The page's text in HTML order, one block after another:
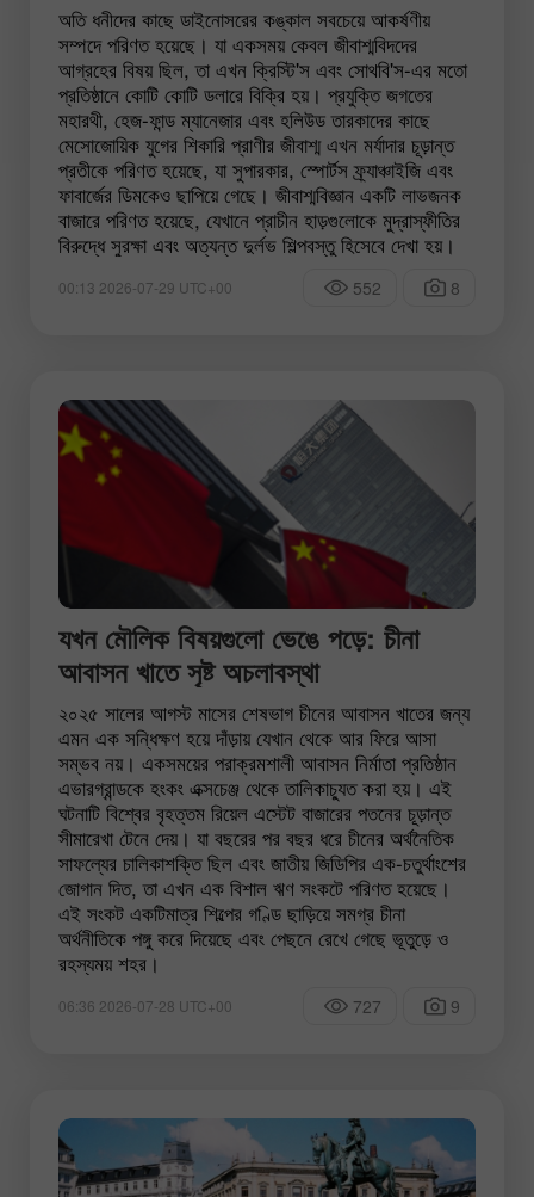
অতি ধনীদের কাছে ডাইনোসরের কঙ্কাল সবচেয়ে আকর্ষণীয়
সম্পদে পরিণত হয়েছে। যা একসময় কেবল জীবাশ্মবিদদের
আগ্রহের বিষয় ছিল, তা এখন ক্রিস্টি'স এবং সোথবি'স-এর মতো
প্রতিষ্ঠানে কোটি কোটি ডলারে বিক্রি হয়। প্রযুক্তি জগতের
মহারথী, হেজ-ফান্ড ম্যানেজার এবং হলিউড তারকাদের কাছে
মেসোজোয়িক যুগের শিকারি প্রাণীর জীবাশ্ম এখন মর্যাদার চূড়ান্ত
প্রতীকে পরিণত হয়েছে, যা সুপারকার, স্পোর্টস ফ্র্যাঞ্চাইজি এবং
ফাবার্জের ডিমকেও ছাপিয়ে গেছে। জীবাশ্মবিজ্ঞান একটি লাভজনক
বাজারে পরিণত হয়েছে, যেখানে প্রাচীন হাড়গুলোকে মুদ্রাস্ফীতির
বিরুদ্ধে সুরক্ষা এবং অত্যন্ত দুর্লভ শিল্পবস্তু হিসেবে দেখা হয়।
00:13 2026-07-29 UTC+00 552 8
যখন মৌলিক বিষয়গুলো ভেঙে পড়ে: চীনা
আবাসন খাতে সৃষ্ট অচলাবস্থা
২০২৫ সালের আগস্ট মাসের শেষভাগ চীনের আবাসন খাতের জন্য
এমন এক সন্ধিক্ষণ হয়ে দাঁড়ায় যেখান থেকে আর ফিরে আসা
সম্ভব নয়। একসময়ের পরাক্রমশালী আবাসন নির্মাতা প্রতিষ্ঠান
এভারগ্রান্ডকে হংকং এক্সচেঞ্জ থেকে তালিকাচ্যুত করা হয়। এই
ঘটনাটি বিশ্বের বৃহত্তম রিয়েল এস্টেট বাজারের পতনের চূড়ান্ত
সীমারেখা টেনে দেয়। যা বছরের পর বছর ধরে চীনের অর্থনৈতিক
সাফল্যের চালিকাশক্তি ছিল এবং জাতীয় জিডিপির এক-চতুর্থাংশের
জোগান দিত, তা এখন এক বিশাল ঋণ সংকটে পরিণত হয়েছে।
এই সংকট একটিমাত্র শিল্পের গণ্ডি ছাড়িয়ে সমগ্র চীনা
অর্থনীতিকে পঙ্গু করে দিয়েছে এবং পেছনে রেখে গেছে ভূতুড়ে ও
রহস্যময় শহর।
06:36 2026-07-28 UTC+00 727 9